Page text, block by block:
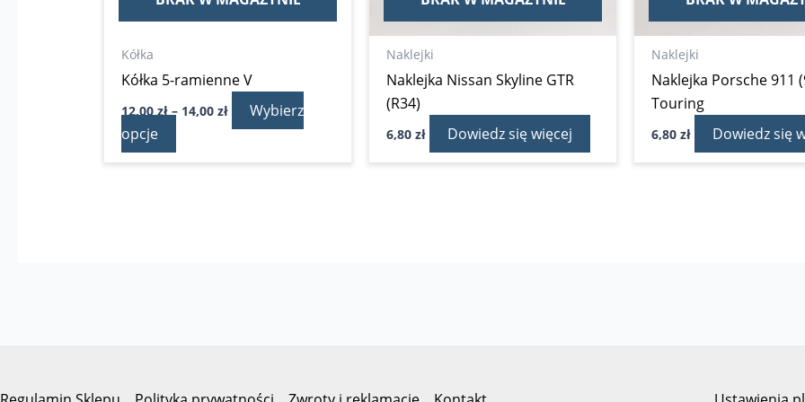
Kółka
Kółka 5-ramienne V
12,00zł – 14,00zł
Wybierz
opcje
stronie
Naklejki
Naklejka Nissan Skyline GTR
(R34)
6,80zł Dowiedz się więcej
Naklejki
Naklejka Porsche 911
Touring
6,80zł Dowiedz się